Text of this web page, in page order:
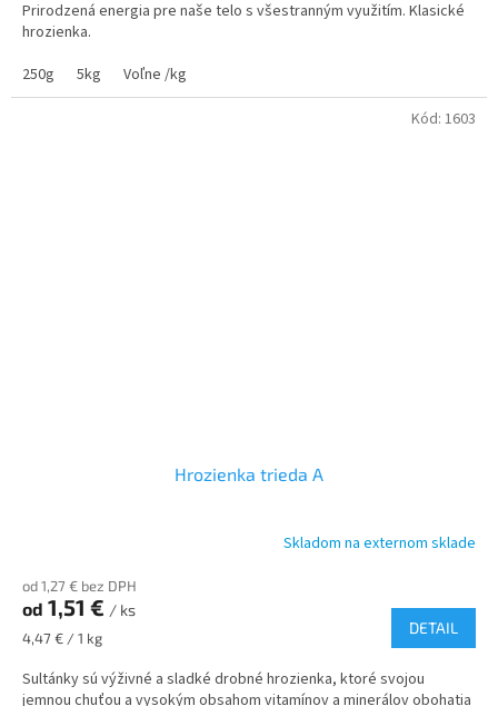
Prirodzená energia pre naše telo s všestranným využitím. Klasické
hrozienka.
250g
5kg Voľne /kg
Hrozienka trieda A
Skladom na externom sklade
od 1,27 € bez DPH
od 1,51 € / ks
Jednotková
4,47 € / 1 kg
DETAIL
Sultánky sú výživné a sladké drobné hrozienka, ktoré svojou
jemnou chuťou a vysokým obsahom vitamínov a minerálov obohatia
Kód: 1603